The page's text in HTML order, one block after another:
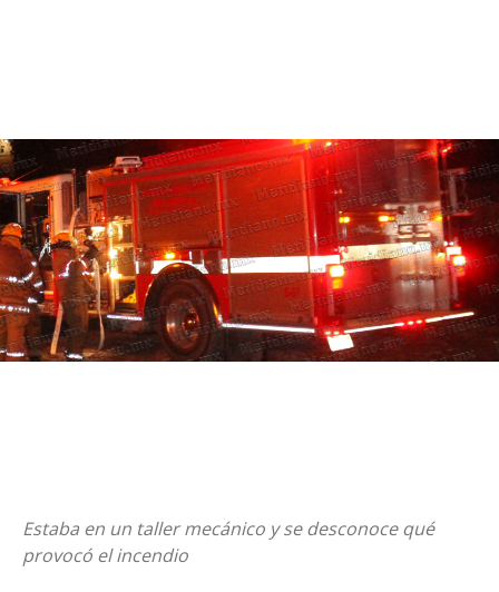
Estaba en un taller mecánico y se desconoce qué
provocó el incendio